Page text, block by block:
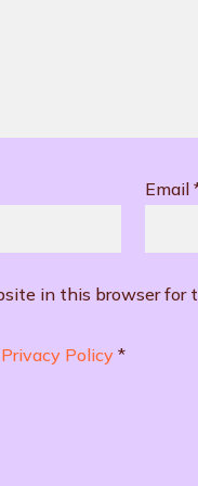
Email
in this browser
Privacy Policy *